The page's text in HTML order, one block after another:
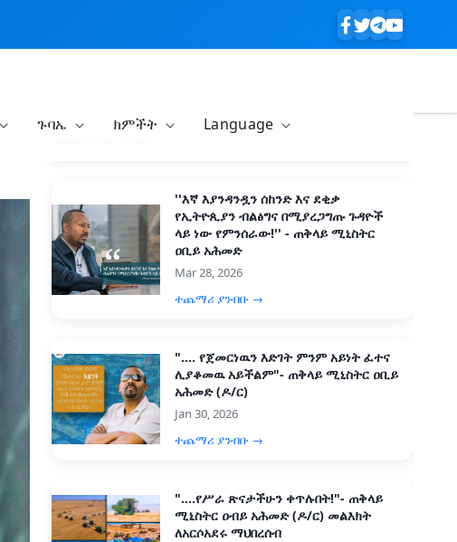
ጉባኤ ክምችት Language
''እኛ እያንዳንዷን ሰከንድ እና ደቂቃ
የኢትዮጲያን ብልፅግና በሚያረጋግጡ ጉዳዮች
ላይ ነው የምንሰራው!'' - ጠቅላይ ሚኒስትር
ዐቢይ አሕመድ
Mar 28, 2026
ተጨማሪ ያንብቡ →
".... የጀመርነዉን እድገት ምንም አይነት ፈተና
ሊያቆመዉ አይችልም"- ጠቅላይ ሚኒስትር ዐቢይ
አሕመድ (ዶ/ር)
Jan 30, 2026
ተጨማሪ ያንብቡ →
"....የሥራ ጽናታችሁን ቀጥሉበት!"- ጠቅላይ
ሚኒስትር ዐብይ አሕመድ (ዶ/ር) መልእክት
ለአርሶአደሩ ማህበረሰብ